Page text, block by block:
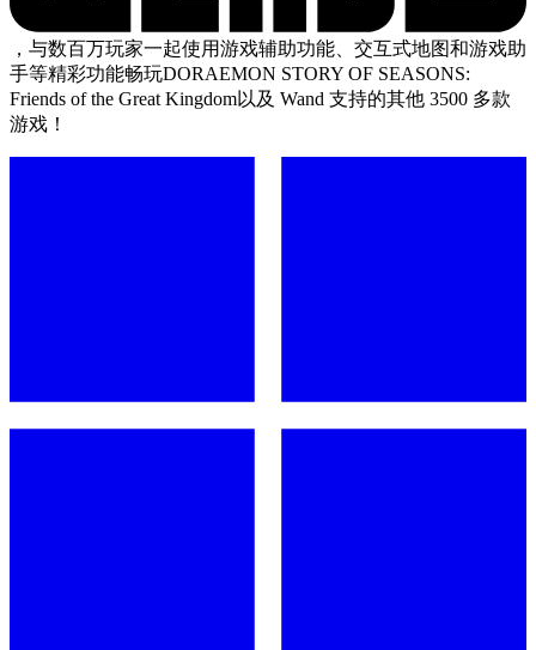
，与数百万玩家一起使用游戏辅助功能、交互式地图和游戏助
手等精彩功能畅玩DORAEMON STORY OF SEASONS:
Friends of the Great Kingdom以及 Wand 支持的其他 3500 多款
游戏！